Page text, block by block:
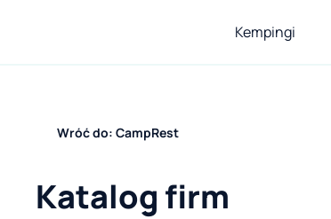
Kempingi
Wróć do: CampRest
Katalog firm